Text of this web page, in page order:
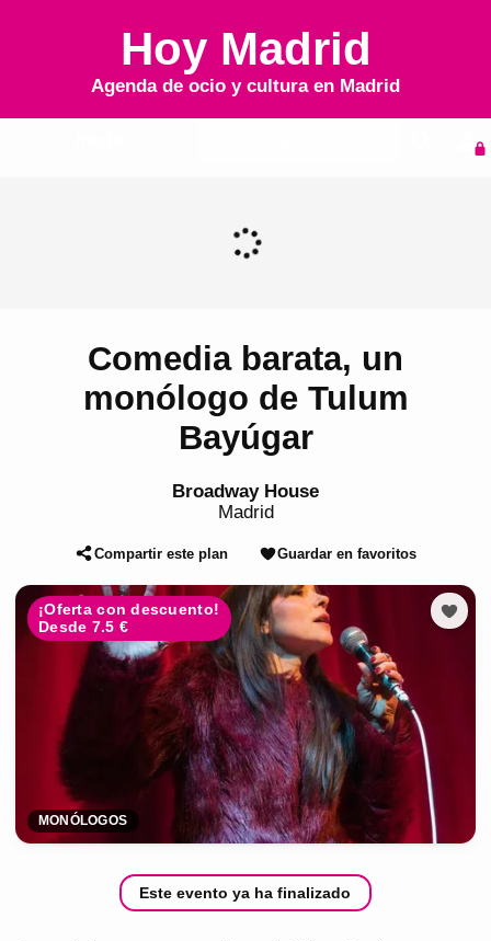
Hoy Madrid
Agenda de ocio y cultura en Madrid
Comedia barata, un
monólogo de Tulum
Bayúgar
Broadway House
Madrid
Compartir este plan Guardar en favoritos
¡Oferta con descuento!
Desde 7.5 €
MONÓLOGOS
Este evento ya ha finalizado